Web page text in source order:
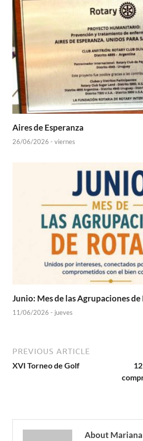
Aires de Esperanza
26/06/2026 - viernes
Junio: Mes de las Agrupaciones
11/06/2026 - jueves
PREVIOUS ARTICLE
XVI Torneo de Golf
About